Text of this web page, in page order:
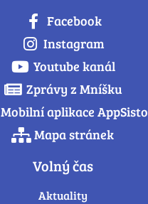
Facebook
Instagram
Youtube kanál
Zprávy z Mníšku
Mobilní aplikace AppSisto
Mapa stránek
Volný čas
Aktuality